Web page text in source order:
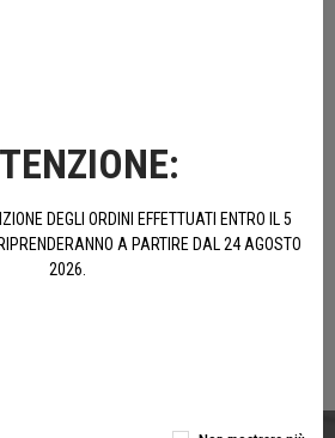
gratuita per ordini sopra 100€
DEGLI ORDINI EFFETTUATI ENTRO IL 5
A PARTIRE DAL 24 AGOSTO
2026.